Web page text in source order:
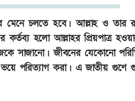
মেনে চলতে হবে। আল্লাহ ও তার
হলো আল্লাহর প্রিয়পাত্র হওয়ার
সাজানো। জীবনের যেকোনো
পরিত্যাগ করা। এ জাতীয় গুণে